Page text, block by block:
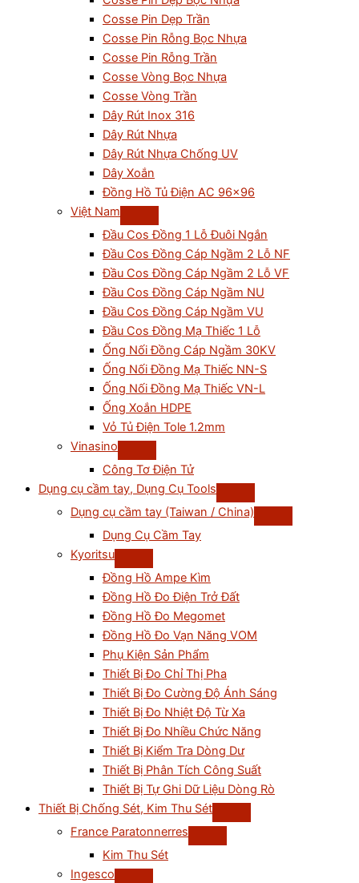
Cosse Pin Dẹp Trần
Cosse Pin Rỗng Bọc Nhựa
Cosse Pin Rỗng Trần
Cosse Vòng Bọc Nhựa
Cosse Vòng Trần
Dây Rút Inox 316
Dây Rút Nhựa
Dây Rút Nhựa Chống UV
Dây Xoắn
Đồng Hồ Tủ Điện AC 96×96
Việt Nam
Đầu Cos Đồng 1 Lỗ Đuôi Ngắn
Đầu Cos Đồng Cáp Ngầm 2 Lỗ NF
Đầu Cos Đồng Cáp Ngầm 2 Lỗ VF
Đầu Cos Đồng Cáp Ngầm NU
Đầu Cos Đồng Cáp Ngầm VU
Đầu Cos Đồng Mạ Thiếc 1 Lỗ
Ống Nối Đồng Cáp Ngầm 30KV
Ống Nối Đồng Mạ Thiếc NN-S
Ống Nối Đồng Mạ Thiếc VN-L
Ống Xoắn HDPE
Vỏ Tủ Điện Tole 1.2mm
Vinasino
Công Tơ Điện Tử
Dụng cụ cầm tay, Dụng Cụ Tools
Dụng cụ cầm tay (Taiwan / China)
Dụng Cụ Cầm Tay
Kyoritsu
Đồng Hồ Ampe Kìm
Đồng Hồ Đo Điện Trở Đất
Đồng Hồ Đo Megomet
Đồng Hồ Đo Vạn Năng VOM
Phụ Kiện Sản Phẩm
Thiết Bị Đo Chỉ Thị Pha
Thiết Bị Đo Cường Độ Ánh Sáng
Thiết Bị Đo Nhiệt Độ Từ Xa
Thiết Bị Đo Nhiều Chức Năng
Thiết Bị Kiểm Tra Dòng Dư
Thiết Bị Phân Tích Công Suất
Thiết Bị Tự Ghi Dữ Liệu Dòng Rò
Thiết Bị Chống Sét, Kim Thu Sét
France Paratonnerres
Kim Thu Sét
Ingesco